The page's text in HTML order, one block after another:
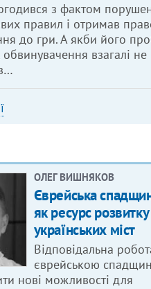
з фактом
правил і отримав
до гри. А якби його
обвинувачення взагалі не
ОЛЕГ ВИШНЯКОВ
Єврейська
як ресурс розвитку
українських міст
Відповідальна
єврейською
нові можливості для